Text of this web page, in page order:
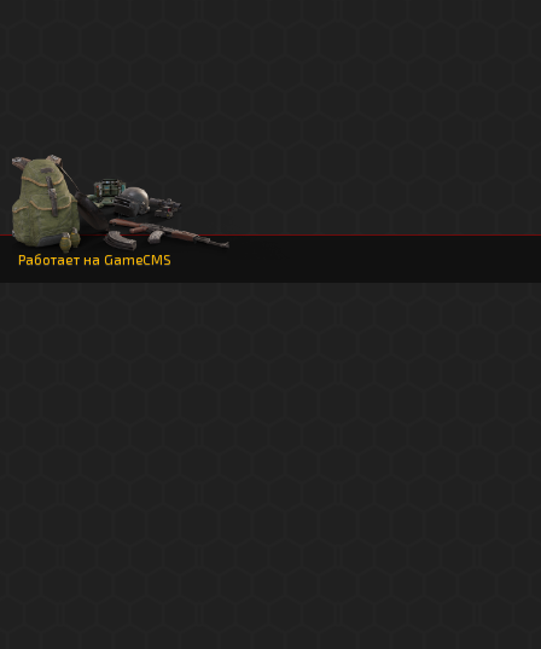
Работает на GameCMS